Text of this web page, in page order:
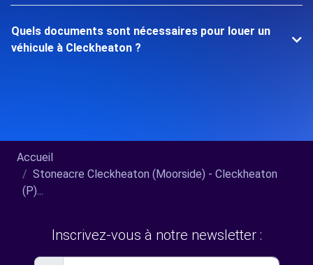
Quels documents sont nécessaires pour louer un
véhicule à Cleckheaton ?
Accueil
Stoneacre Cleckheaton (Moorside) - Cleckheaton
(P)...
Inscrivez-vous à notre newsletter :